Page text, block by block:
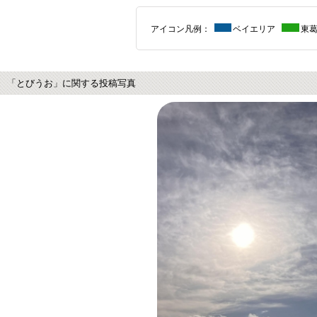
アイコン凡例： ベイエリア 東
「とびうお」に関する投稿写真